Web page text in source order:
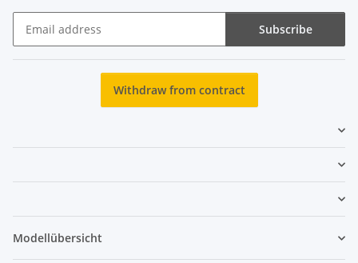
Subscribe
Withdraw from contract
Modellübersicht